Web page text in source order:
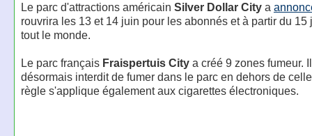
Le parc d'attractions américain Silver Dollar Citya
rouvrira les 13 et 14 juin pour les abonnés et à partir du 15
tout le monde.
Le parc français Fraispertuis Citya créé 9 zones fumeur.
désormais interdit de fumer dans le parc en dehors de
règle s'applique également aux cigarettes électroniques.